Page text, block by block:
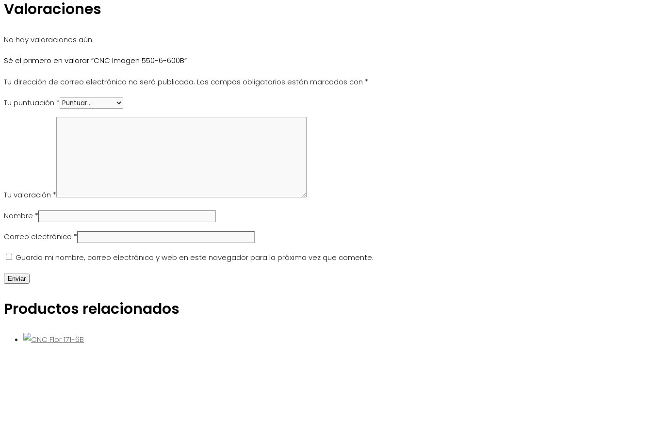
Valoraciones
No hay valoraciones aún.
Sé el primero en valorar “CNC Imagen 550-6-600B”
Tu dirección de correo electrónico no será publicada. Los campos obligatorios están marcados con *
Tu puntuación *
Tu valoración *
Nombre *
Correo electrónico *
Guarda mi nombre, correo electrónico y web en este navegador para la próxima vez que comente.
Productos relacionados